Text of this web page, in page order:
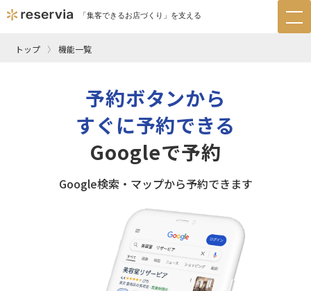
「集客できるお店づくり」を支える
トップ 機能一覧
予約ボタンから
すぐに予約できる
Googleで予約
Google検索・マップから予約できます